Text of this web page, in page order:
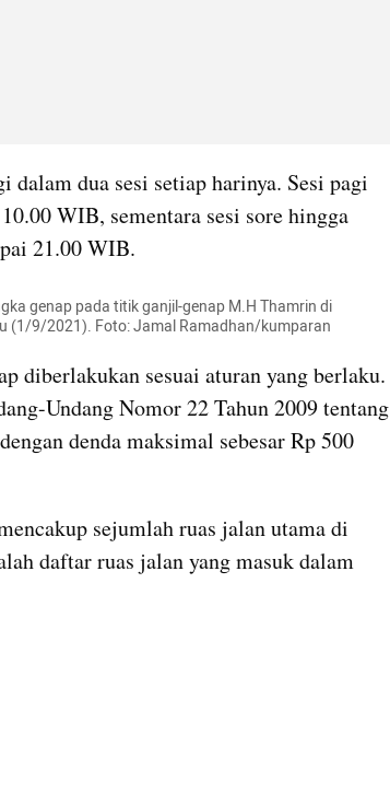
dalam dua sesi setiap harinya. Sesi pagi
WIB, sementara sesi sore hingga
21.00 WIB.
genap pada titik ganjil-genap M.H Thamrin di
(1/9/2021). Foto: Jamal Ramadhan/kumparan
diberlakukan sesuai aturan yang berlaku.
Undang Nomor 22 Tahun 2009 tentang
denda maksimal sebesar Rp 500
sejumlah ruas jalan utama di
daftar ruas jalan yang masuk dalam